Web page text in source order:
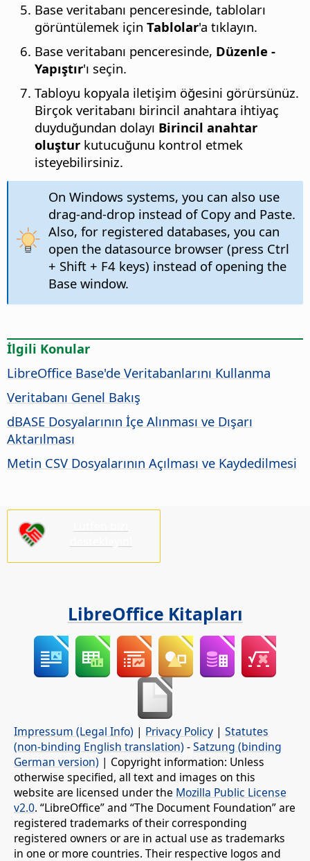
Base veritabanı penceresinde, tabloları
görüntülemek için Tablolar'a tıklayın.
Base veritabanı penceresinde, Düzenle -
Yapıştır'ı seçin.
Tabloyu kopyala iletişim öğesini görürsünüz.
Birçok veritabanı birincil anahtara ihtiyaç
duyduğundan dolayı Birincil anahtar
oluştur kutucuğunu kontrol etmek
isteyebilirsiniz.
On Windows systems, you can also use
drag-and-drop instead of Copy and Paste.
Also, for registered databases, you can
open the datasource browser (press Ctrl
+ Shift + F4 keys) instead of opening the
Base window.
İlgili Konular
LibreOffice Base'de Veritabanlarını Kullanma
Veritabanı Genel Bakış
dBASE Dosyalarının İçe Alınması ve Dışarı
Aktarılması
Metin CSV Dosyalarının Açılması ve Kaydedilmesi
LibreOffice Kitapları
Impressum (Legal Info) | Privacy Policy | Statutes
(non-binding English translation) -Satzung (binding
German version) | Copyright information: Unless
otherwise specified, all text and images on this
website are licensed under the Mozilla Public License
v2.0. “LibreOffice” and “The Document Foundation” are
registered trademarks of their corresponding
registered owners or are in actual use as trademarks
in one or more countries. Their respective logos and